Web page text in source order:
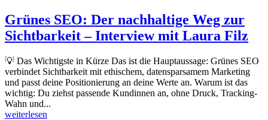
Grünes SEO: Der nachhaltige Weg zur
Sichtbarkeit – Interview mit Laura Filz
💡 Das Wichtigste in Kürze Das ist die Hauptaussage: Grünes SEO
verbindet Sichtbarkeit mit ethischem, datensparsamem Marketing
und passt deine Positionierung an deine Werte an. Warum ist das
wichtig: Du ziehst passende Kundinnen an, ohne Druck, Tracking-
Wahn und...
weiterlesen